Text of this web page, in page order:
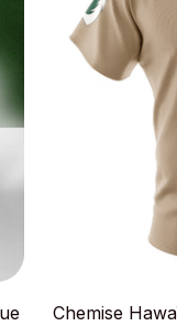
Chemise